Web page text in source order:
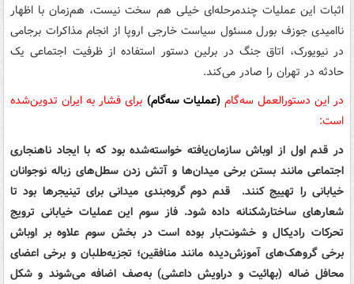
اثبات این عملیات چندمرحله‌ای خیلی هم سخت نیست، هم‌زمان با اظهار
ناامیدی جوزف بورل مسئول سیاست خارجی اروپا از انجام مذاکرات برجامی
در نیویورک، اتاق جنگ در برلین دستور استفاده از ظرفیت اجتماعی یک
حادثه در تهران را صادر می‌کند.
در این دستورالعمل سه‌گام (عملیات سه‌گام) برای فشار به ایران تدوین‌شده
است:
در قدم اول از اوباش سازمان‌یافته خواسته‌شده بود که با ایجاد ناهنجاری
اجتماعی مانند بستن برخی میدان‌ها و آتش زدن سطل‌های زباله نوجوانان
خیابانی را تهییج کنند. قدم دوم گروه‌بندی میدانی برای تینیجرها بود تا
شعارهای ساختارشکنانه داده شود. فاز سوم این عملیات خیابانی ترویج
تحرکات رادیکال و خشونت‌بار بوده است در بخش سوم علاوه بر اوباش
برخی گروهک‌های آموزش‌دیده مانند منافقین؛ تجزیه‌طلبان و برخی اعضای
محافل ضاله (بهائیت و دراویش داعشی) به‌صف اضافه می‌شوند و شکل